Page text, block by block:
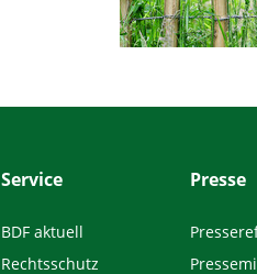
Service
BDF aktuell
Rechtsschutz
Presse